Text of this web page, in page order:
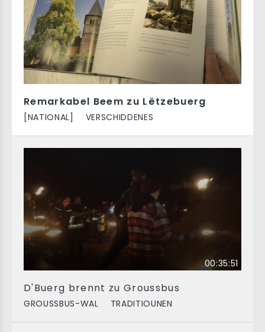
Remarkabel Beem zu Lëtzebuerg
[NATIONAL] VERSCHIDDENES
00:35:51
D'Buerg brennt zu Groussbus
GROUSSBUS-WAL TRADITIOUNEN